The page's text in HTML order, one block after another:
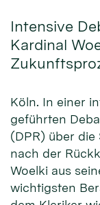
Intensive
Kardinal
Köln. In einer
geführten
(DPR) über die
nach der
Woelki aus
wichtigsten